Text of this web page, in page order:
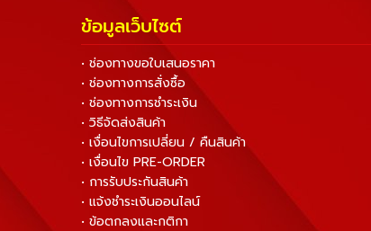
ข้อมูลเว็บไซต์
• ช่องทางขอใบเสนอราคา
• ช่องทางการสั่งซื้อ
• ช่องทางการชำระเงิน
• วิธีจัดส่งสินค้า
• เงื่อนไขการเปลี่ยน / คืนสินค้า
• เงื่อนไข PRE-ORDER
• การรับประกันสินค้า
• แจ้งชำระเงินออนไลน์
• ข้อตกลงและกติกา